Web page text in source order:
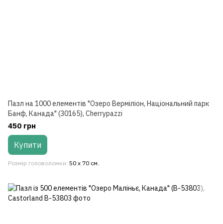
Пазл на 1000 елементів "Озеро Верміліон, Національний парк
Банф, Канада" (30165), Cherrypazzi
450 грн
Купити
Розмір головоломки 50 x 70 см.